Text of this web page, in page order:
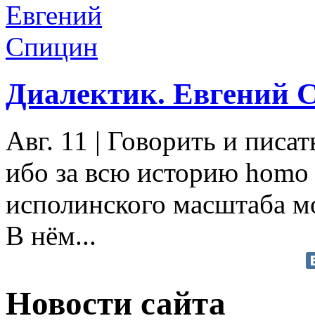
Диалектик. Евгений
Авг. 11 | Говорить и
ибо за всю историю homo
исполинского масштаба
В нём...
Новости сайта